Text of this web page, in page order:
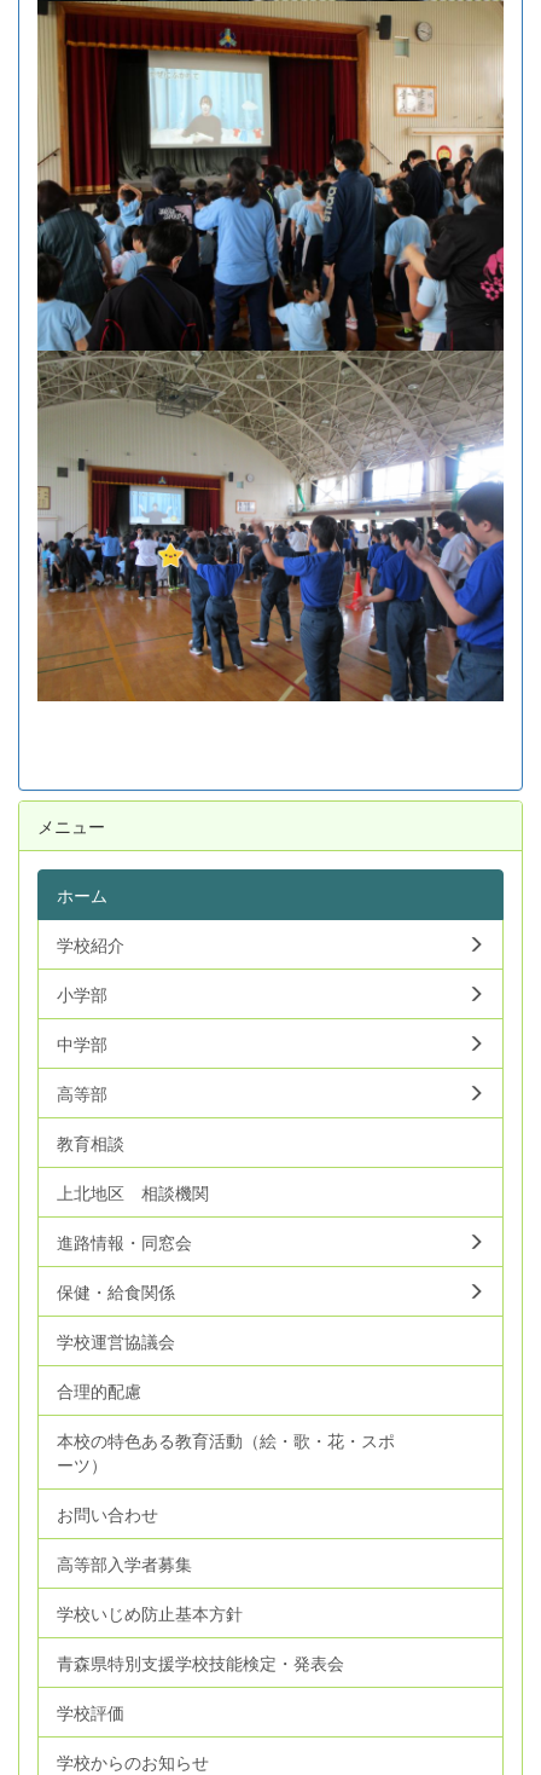
メニュー
ホーム
学校紹介
小学部
中学部
高等部
教育相談
上北地区 相談機関
進路情報・同窓会
保健・給食関係
学校運営協議会
合理的配慮
本校の特色ある教育活動（絵・歌・花・スポ
ーツ）
お問い合わせ
高等部入学者募集
学校いじめ防止基本方針
青森県特別支援学校技能検定・発表会
学校評価
学校からのお知らせ